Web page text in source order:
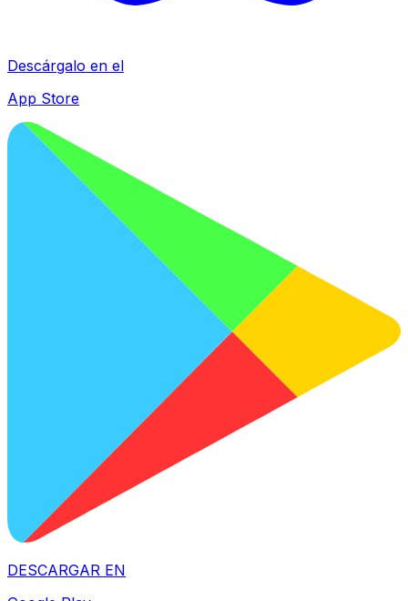
Descárgalo en el
App Store
DESCARGAR EN